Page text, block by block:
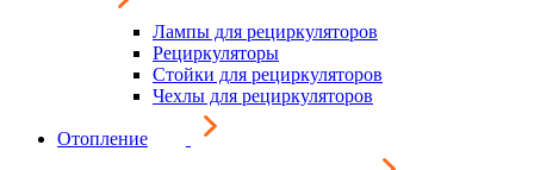
Лампы для рециркуляторов
Рециркуляторы
Стойки для рециркуляторов
Чехлы для рециркуляторов
Отопление